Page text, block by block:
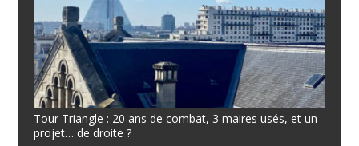
Tour Triangle : 20 ans de combat, 3 maires usés, et un
projet… de droite ?